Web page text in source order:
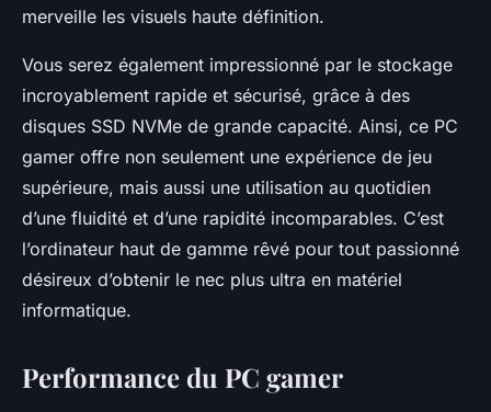
merveille les visuels haute définition.
Vous serez également impressionné par le stockage
incroyablement rapide et sécurisé, grâce à des
disques SSD NVMe de grande capacité. Ainsi, ce PC
gamer offre non seulement une expérience de jeu
supérieure, mais aussi une utilisation au quotidien
d’une fluidité et d’une rapidité incomparables. C’est
l’ordinateur haut de gamme rêvé pour tout passionné
désireux d’obtenir le nec plus ultra en matériel
informatique.
Performance du PC gamer